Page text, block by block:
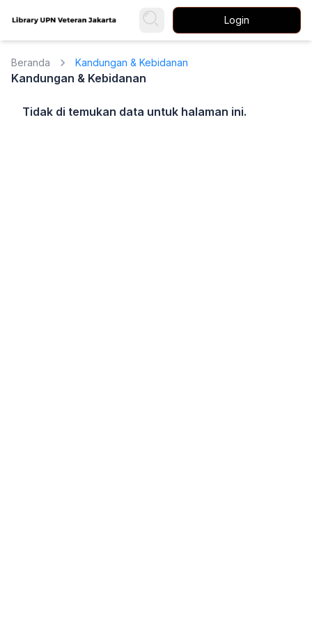
Login
Beranda Kandungan & Kebidanan
Kandungan & Kebidanan
Tidak di temukan data untuk halaman ini.